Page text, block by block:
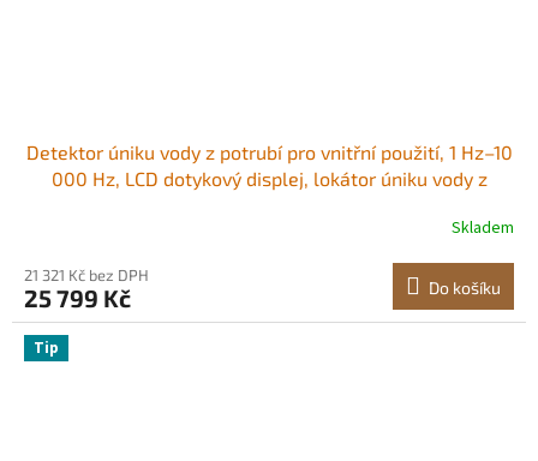
Detektor úniku vody z potrubí pro vnitřní použití, 1 Hz–10
000 Hz, LCD dotykový displej, lokátor úniku vody z
sluchátky, 8GB SD karta a přepravní pouzdro pro domácí
Skladem
21 321 Kč bez DPH
25 799 Kč Do košíku
Tip